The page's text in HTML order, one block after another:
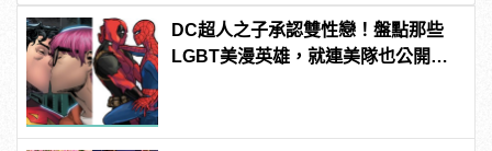
DC超人之子承認雙性戀！盤點那些
LGBT美漫英雄，就連美隊也公開出